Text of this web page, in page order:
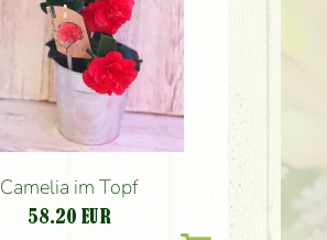
Camelia im Topf
58.20 EUR